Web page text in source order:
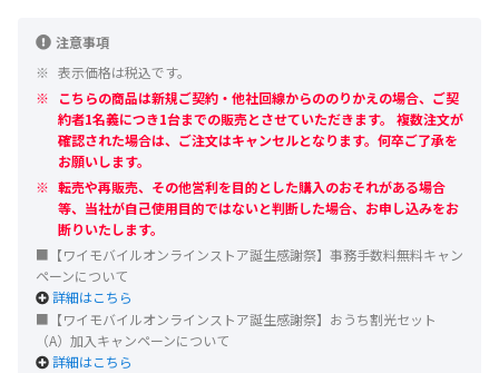
注意事項
表示価格は税込です。
こちらの商品は新規ご契約・他社回線からののりかえの場合、ご契
約者1名義につき1台までの販売とさせていただきます。 複数注文が
確認された場合は、ご注文はキャンセルとなります。何卒ご了承を
お願いします。
転売や再販売、その他営利を目的とした購入のおそれがある場合
等、当社が自己使用目的ではないと判断した場合、お申し込みをお
断りいたします。
■【ワイモバイルオンラインストア誕生感謝祭】事務手数料無料キャン
ペーンについて
詳細はこちら
■【ワイモバイルオンラインストア誕生感謝祭】おうち割光セット
（A）加入キャンペーンについて
詳細はこちら